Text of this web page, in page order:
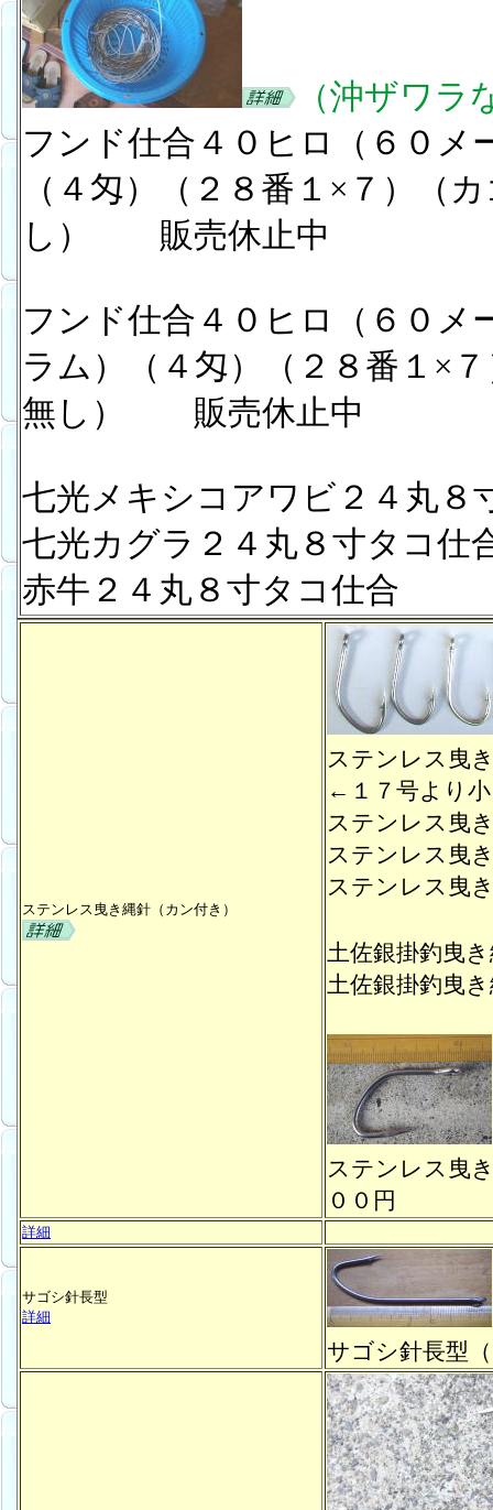
（沖ザワラ
フンド仕合４０ヒロ（６０メ
（４匁）（２８番１×７）（
し） 販売休止中
フンド仕合４０ヒロ（６０メ
ラム）（４匁）（２８番１×
無し） 販売休止中
七光メキシコアワビ２４丸
七光カグラ２４丸８寸
赤牛２４丸８寸タ
ステンレス曳き縄針（カン付き）
ステンレス曳
←１７号より
ステンレス曳
ステンレス曳
ステンレス曳
土佐銀掛釣曳
土佐銀掛釣曳
ステンレス曳
００円
詳細
サゴシ針長型
詳細
サゴシ針長型